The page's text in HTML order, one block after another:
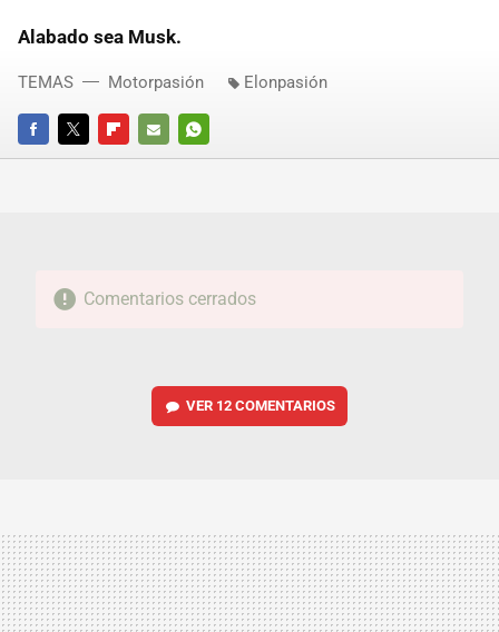
Alabado sea Musk.
FACEBOOKTWITTERFLIPBOARD
E-
WHATSAPP
TEMAS Motorpasión Elonpasión
Comentarios cerrados
VER 12 COMENTARIOS